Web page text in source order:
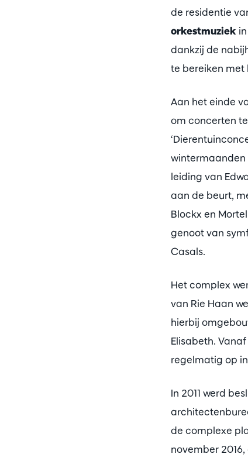
de residentie
orkestmuziek
dankzij de
te bereiken met
Aan het einde
om concerten
wintermaanden
leiding van
aan de beurt,
Blockx en
genoot van
Casals.
Het complex
van Rie Haan
hierbij
Elisabeth.
regelmatig op
In 2011 werd
de complexe
november